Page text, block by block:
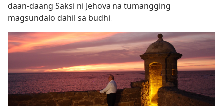
daan-daang Saksi ni Jehova na tumangging
magsundalo dahil sa budhi.